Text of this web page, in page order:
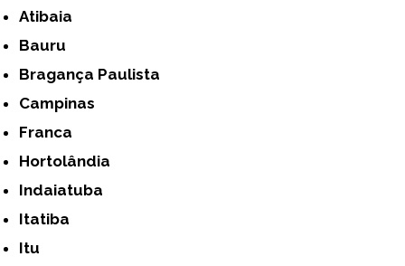
Atibaia
Bauru
Bragança Paulista
Campinas
Franca
Hortolândia
Indaiatuba
Itatiba
Itu